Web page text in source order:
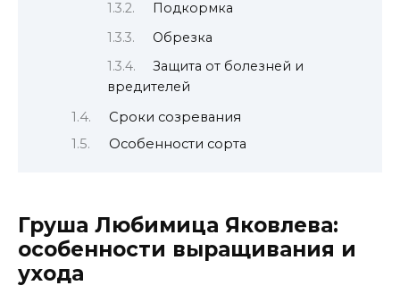
Подкормка
Обрезка
Защита от болезней и
вредителей
Сроки созревания
Особенности сорта
Груша Любимица Яковлева:
особенности выращивания и
ухода